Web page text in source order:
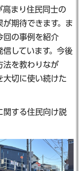
高まり住民同士の
期待できます。ま
回の事例を紹介
信しています。今後
法を教わりなが
大切に使い続けた
関する住民向け説